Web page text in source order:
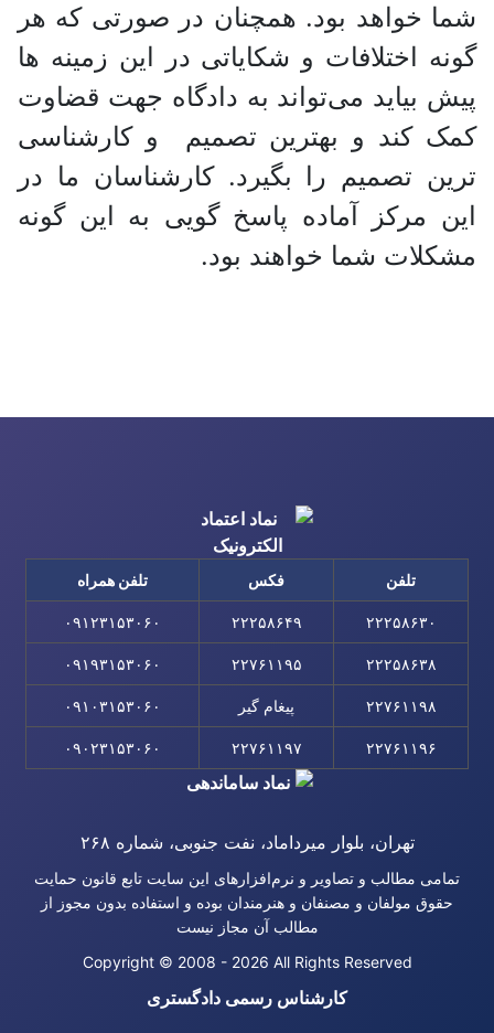
شما خواهد بود. همچنان در صورتی که هر
گونه اختلافات و شکایاتی در این زمینه ها
پیش بیاید می‌تواند به دادگاه جهت قضاوت
کمک کند و بهترین تصمیم و کارشناسی
ترین تصمیم را بگیرد. کارشناسان ما در
این مرکز آماده پاسخ گویی به این گونه
مشکلات شما خواهند بود.
تلفن فکس تلفن همراه
۲۲۲۵۸۶۳۰ ۲۲۲۵۸۶۴۹ ۰۹۱۲۳۱۵۳۰۶۰
۲۲۲۵۸۶۳۸ ۲۲۷۶۱۱۹۵ ۰۹۱۹۳۱۵۳۰۶۰
۲۲۷۶۱۱۹۸ پیغام گیر ۰۹۱۰۳۱۵۳۰۶۰
۲۲۷۶۱۱۹۶ ۲۲۷۶۱۱۹۷ ۰۹۰۲۳۱۵۳۰۶۰
تهران، بلوار میرداماد، نفت جنوبی، شماره ۲۶۸
تمامی مطالب و تصاویر و نرم‌افزارهای این سایت تابع قانون حمایت
حقوق مولفان و مصنفان و هنرمندان بوده و استفاده بدون مجوز از
مطالب آن مجاز نیست
Copyright © 2008 - 2026 All Rights Reserved
کارشناس رسمی دادگستری